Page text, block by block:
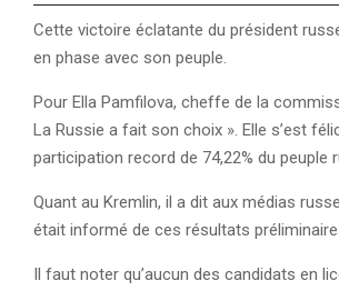
Cette victoire éclatante du président
en phase avec son peuple.
Pour Ella Pamfilova, cheffe de la
La Russie a fait son choix ». Elle s’est
participation record de 74,22% du peuple
Quant au Kremlin, il a dit aux médias
était informé de ces résultats
Il faut noter qu’aucun des candidats en